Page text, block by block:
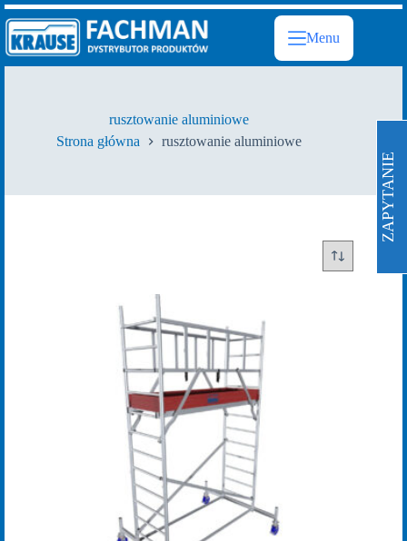
Przejdź
do
treści
Menu
rusztowanie aluminiowe
Strona główna
rusztowanie aluminiowe
ZAPYTANIE